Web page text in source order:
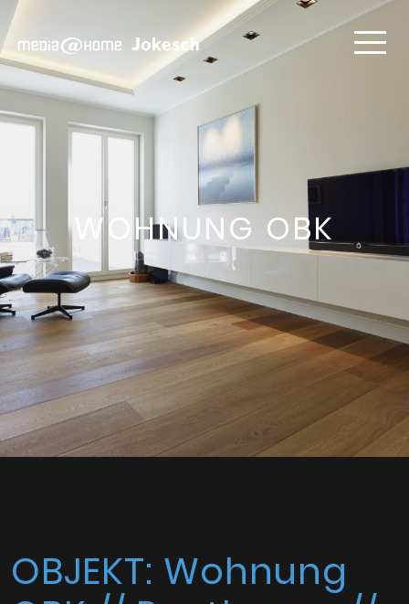
WOHNUNG OBK
OBJEKT: Wohnung